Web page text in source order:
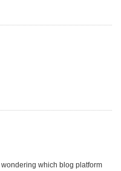
wondering which blog platform